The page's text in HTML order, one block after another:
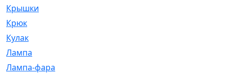
Крышки
Крюк
Кулак
Лампа
Лампа-фара